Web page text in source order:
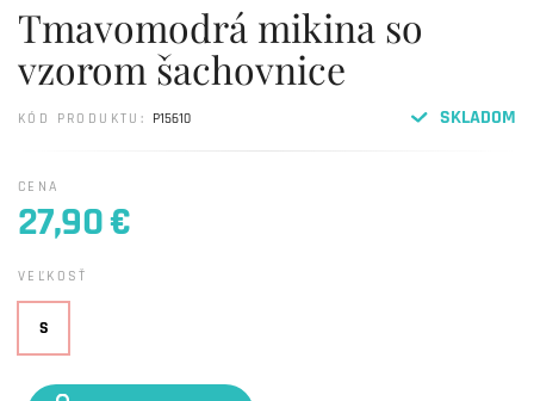
Tmavomodrá mikina so
vzorom šachovnice
SKLADOM
KÓD PRODUKTU: P15610
CENA
27,90 €
VEĽKOSŤ
S